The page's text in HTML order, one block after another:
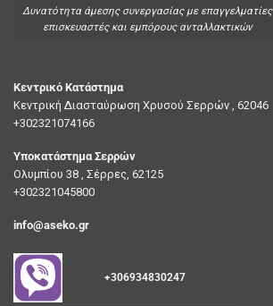
Δυνατότητα άμεσης συνεργασίας με επαγγελματίες
επισκευαστές και εμπόρους ανταλλακτικών
Κεντρικό Κατάστημα
Κεντρική Διασταύρωση Χρυσού Σερρών , 62046
+302321074166
Υποκατάστημα Σερρών
Ολυμπίου 38 , Σέρρες, 62125
+302321045800
info@aseko.gr
+306934830247